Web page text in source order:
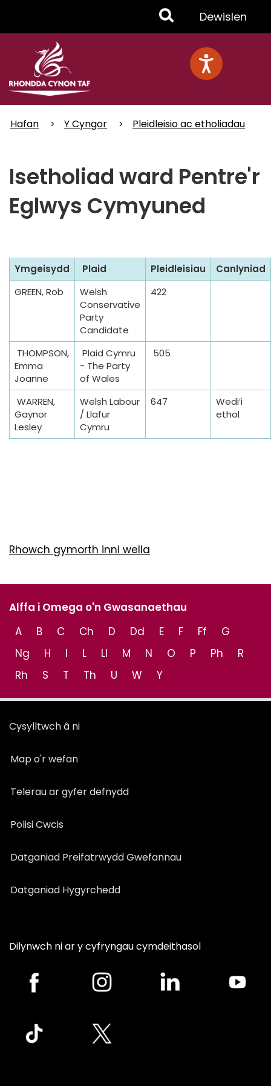
Toggle
Menu
Dewislen
Hafan Y Cyngor Pleidleisio ac etholiadau
Isetholiad ward Pentre'r
Eglwys Cymyuned
Ymgeisydd Plaid Pleidleisiau
Canlyniad
GREEN, Rob
Welsh
Conservative
Party
Candidate
422
THOMPSON,
Emma
Joanne
Plaid Cymru
- The Party
of Wales
505
WARREN,
Gaynor
Lesley
Welsh Labour
/ Llafur
Cymru
647
Wedi’i
ethol
Rhowch gymorth inni wella
Alffa i Omega o'n Gwasanaethau
A
B C Ch D Dd E F Ff
G
Ng
H I L Ll M N O P Ph
R
Rh
S T Th U W Y
Cysylltwch â ni
Map o'r wefan
Telerau ar gyfer defnydd
Polisi Cwcis
Datganiad Preifatrwydd Gwefannau
Datganiad Hygyrchedd
Dilynwch ni ar y cyfryngau cymdeithasol